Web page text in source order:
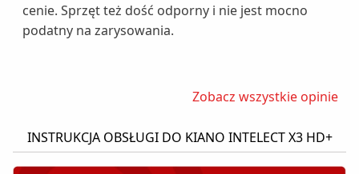
cenie. Sprzęt też dość odporny i nie jest mocno
podatny na zarysowania.
Zobacz wszystkie opinie
INSTRUKCJA OBSŁUGI DO KIANO INTELECT X3 HD+